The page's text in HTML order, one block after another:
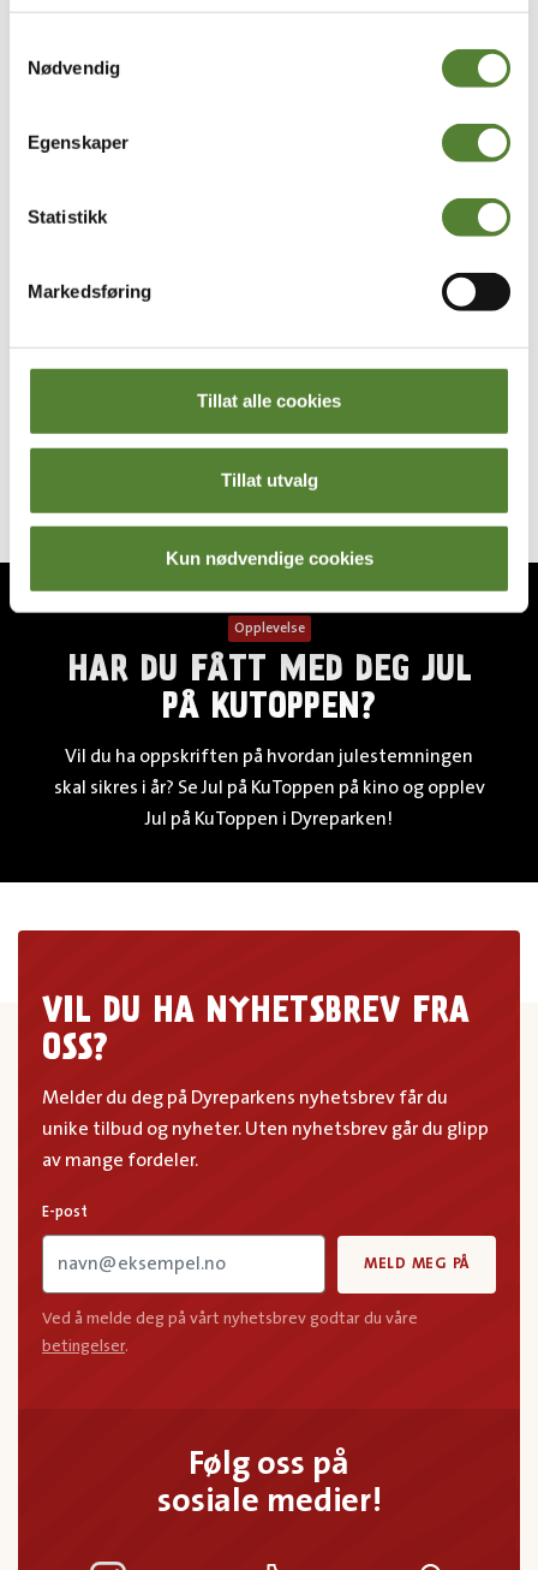
Nødvendig
Egenskaper
Statistikk
Markedsføring
Tillat alle cookies
Tillat utvalg
Kun nødvendige cookies
hvertfall ikke denne julete pepperkakemilkshaken!
Oversikt
Klaras Julekjøkken
Her kan du se alle oppskriftene fra Klaras Julekjøkken, og
Opplevelse
HAR DU FÅTT MED DEG JUL
PÅ KUTOPPEN?
Vil du ha oppskriften på hvordan julestemningen
skal sikres i år? Se Jul på KuToppen på kino og opplev
Jul på KuToppen i Dyreparken!
VIL DU HA NYHETSBREV FRA
OSS?
Melder du deg på Dyreparkens nyhetsbrev får du
unike tilbud og nyheter. Uten nyhetsbrev går du glipp
av mange fordeler.
E-post
MELD MEG PÅ
Ved å melde deg på vårt nyhetsbrev godtar du våre
betingelser.
Følg oss på
sosiale medier!